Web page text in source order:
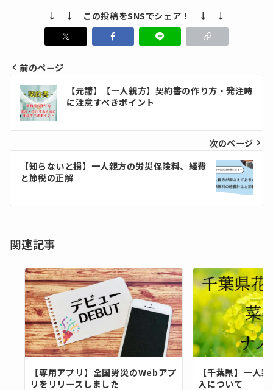
↓ ↓ この投稿をSNSでシェア！ ↓ ↓
投
稿
ナ
ビ
ー
シ
ン
前のページ
【元請】【一人親方】契約書の作り方・発注時
に注意すべきポイント
次のページ
【知らないと損】一人親方の労災保険料、経費
と節税の正解
関連記事
【専用アプリ】全国労災のWebアプ
リをリリースしました
【千葉県】一人
入について